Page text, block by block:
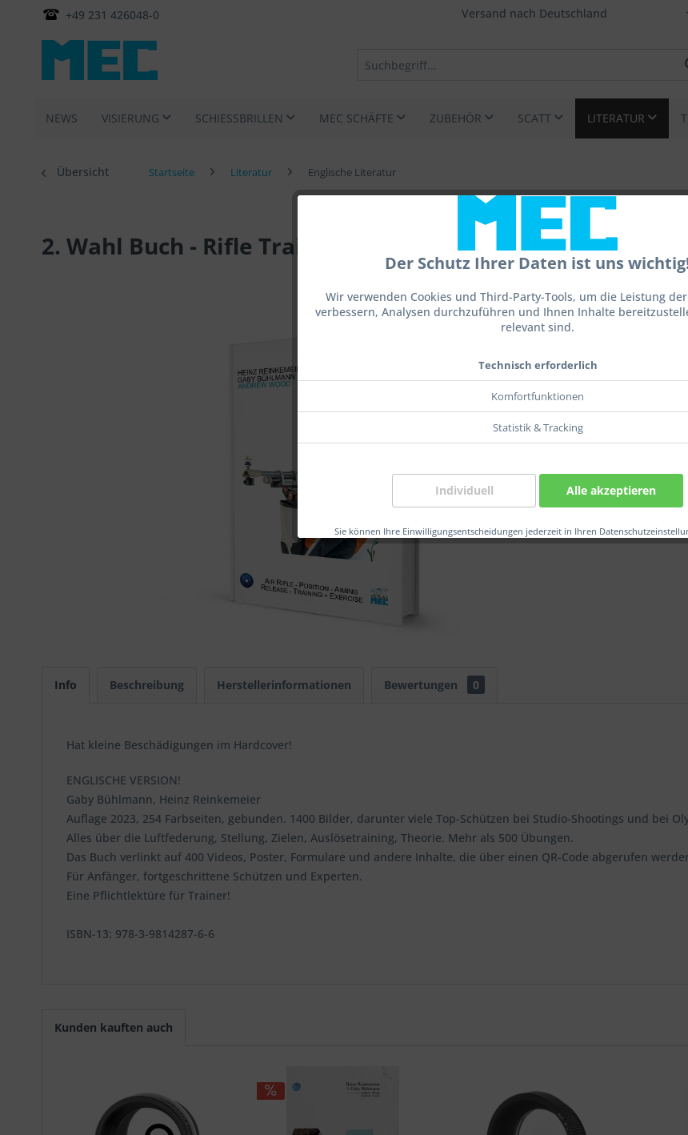
+49 231 426048-0
NEWS VISIERUNG SCHIESSBRILLEN MEC SCHÄFTE ZUBEHÖR SCATT LITERATUR
Der Schutz Ihrer Daten ist uns
Wir verwenden Cookies und Third-Party-Tools, um die Leistung
verbessern, Analysen durchzuführen und Ihnen Inhalte
relevant sind.
Technisch erforderlich
Komfortfunktionen
Statistik & Tracking
Individuell Alle akzeptieren
Sie können Ihre Einwilligungsentscheidungen jederzeit in Ihren
Übersicht Startseite Literatur Englische Literatur
2. Wahl Buch - Rifle Training
inkl.
Info Beschreibung Herstellerinformationen Bewertungen 0
Hat kleine Beschädigungen im Hardcover!
ENGLISCHE VERSION!
Gaby Bühlmann, Heinz Reinkemeier
Auflage 2023, 254 Farbseiten, gebunden. 1400 Bilder, darunter viele Top-Schützen bei Studio-Shootings und bei
Alles über die Luftfederung, Stellung, Zielen, Auslösetraining, Theorie. Mehr als 500 Übungen.
Das Buch verlinkt auf 400 Videos, Poster, Formulare und andere Inhalte, die über einen QR-Code abgerufen
Für Anfänger, fortgeschrittene Schützen und Experten.
Eine Pflichtlektüre für Trainer!
ISBN-13: 978-3-9814287-6-6
Kunden kauften auch